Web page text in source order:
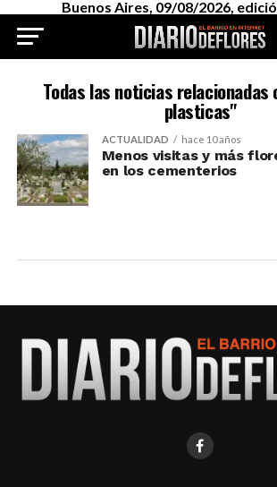
Buenos Aires, 09/08/2026,
Todas las noticias
plasticas"
ACTUALIDAD hace 10 años
Menos visitas y más
en los cementerios